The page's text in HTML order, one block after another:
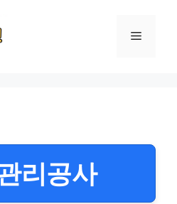
메
리공사